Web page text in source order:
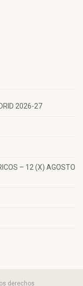
2026-27
– 12 (X) AGOSTO
derechos